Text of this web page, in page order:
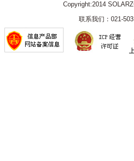
Copyright:2014
联系我们：021-